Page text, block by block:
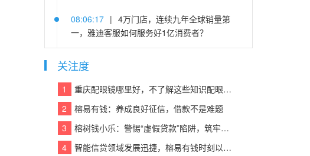
08:06:17 | 4万门店，连续九年全球销量第
一，雅迪客服如何服务好1亿消费者？
08:06:29
能体 IP 实战训练营于厦门落幕
08:06:02 | 龙头带动、品牌强农——文安县绘
就乡村振兴“丰”景图
08:06:39 | AI搜索没有展现？改什么、发哪里
——企业信息植入大模型软文街GEO发稿实操
关注度
1
重庆配眼镜哪里好，不了解这些知识配眼镜会被坑！
2
榕易有钱：养成良好征信，借款不是难题
3
榕树钱小乐：警惕“虚假贷款”陷阱，筑牢反诈“防火墙”
4
智能信贷领域发展迅捷，榕易有钱时刻以客户为中心，回报每一份信任